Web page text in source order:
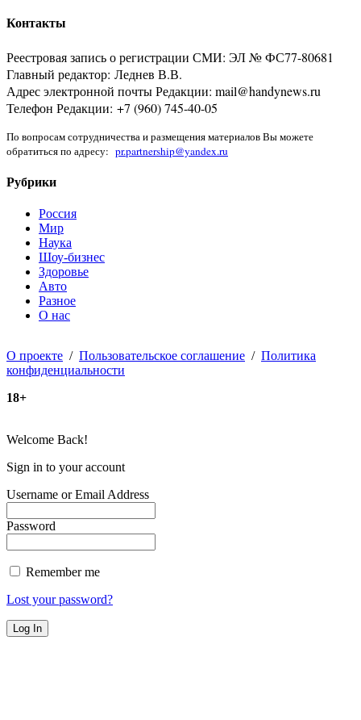
Контакты
Реестровая запись о регистрации СМИ: ЭЛ № ФС77-80681
Главный редактор: Леднев В.В.
Адрес электронной почты Редакции: mail@handynews.ru
Телефон Редакции: +7 (960) 745-40-05
По вопросам сотрудничества и размещения материалов Вы можете
обратиться по адресу: pr.partnership@yandex.ru
Рубрики
Россия
Мир
Наука
Шоу-бизнес
Здоровье
Авто
Разное
О нас
О проекте / Пользовательское соглашение / Политика
конфиденциальности
18+
Welcome Back!
Sign in to your account
Username or Email Address
Password
Remember me
Lost your password?